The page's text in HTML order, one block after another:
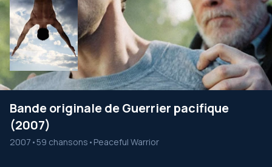
Bande originale de Guerrier pacifique
(2007)
2007 •59 chansons • Peaceful Warrior